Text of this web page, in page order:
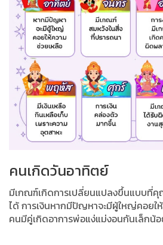
คนเกิดวันอาทิตย์
มีเกณฑ์เกิดการเปลี่ยนแปลงขึ้นแบบที่คุ
ได้ การเงินหากมีปัญหาจะมีผู้ใหญ่คอยใ
คนมีคู่เกิดอาการพ่อแง่แม่งอนกันเล็กน้